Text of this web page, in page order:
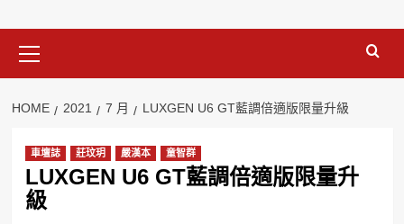
Menu
HOME 2021 7 月 LUXGEN U6 GT藍調倍適版限量升級
車壇誌 莊玟玥 嚴漢本 童智群
LUXGEN U6 GT藍調倍適版限量升
級